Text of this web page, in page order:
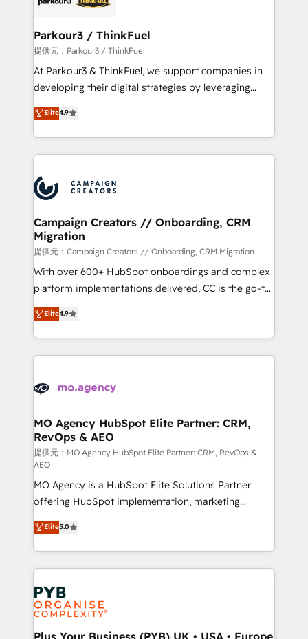
companies scale faster and smarter. 🔹 BOOMS:
Demand generation for all your buyers With BOOMS,
you invest in 100% of your buyers, accelerating your
growth and positioning yourself as an undisputed
transformation process A methodology designed to
implement HubSpot effectively and optimize your
record of business transformation, our growth-first
approach has helped brands dominate their
Parkour3 / ThinkFuel
提供元：Parkour3 / ThinkFuel
At Parkour3 & ThinkFuel, we support companies in
developing their digital strategies by leveraging
technologies and automating their marketing and
sales processes to generate growth. Our offer spans
from Strategy to Operations. We specialize in CRM
onboarding and implementation, web design, sales
extensive experience working with tech companies
and manufacturers since 2002, we are committed to
empowering our clients and developing their
autonomy. Get to grips with HubSpot through
guided implementation and seamless integration of
the CRM platform into your digital ecosystem. Would
you like support in deploying your inbound
to your needs and sales objectives. With 125+
certifications, we are part of the most certified
services are offered in both English & French.
Elite4.9
Campaign Creators // Onboarding, CRM
Migration
提供元：Campaign Creators // Onboarding, CRM Migration
With over 600+ HubSpot onboardings and complex
platform implementations delivered, CC is the go-to
Elite Solutions Partner for businesses ready to
migrate, replatform, and scale smarter. We specialize
in high-impact CRM and CMS migrations and
onboarding from platforms like Salesforce, NetSuite,
WordPress and legacy CRMs, turning fragmented
architectures that accelerate revenue operations and
performance. - Multi-object CRM migration, cleanup,
and implementation. - Pre-built and custom
integrations across your full tech stack. - Custom
object setup, CMS builds, and full-funnel automation.
- Dashboards, lifecycle campaigns, and lead
nurturing sequences. - Cross-hub setup across
Marketing, Sales, Operations, and Service Hubs. -
Ongoing optimization, managed support, and
scalable retainers. Let’s make HubSpot your most
powerful growth engine. Built to convert, scale, and
drive results.
Elite4.9
MO Agency HubSpot Elite Partner: CRM,
RevOps & AEO
提供元：MO Agency HubSpot Elite Partner: CRM, RevOps &
AEO
MO Agency is a HubSpot Elite Solutions Partner
offering HubSpot implementation, marketing
automation, CRM and RevOps consulting, data
architecture, sales enablement, lifecycle automation,
lead scoring and revenue reporting. HubSpot,
Salesforce and integrated enterprise stacks. Digital
Marketing, Answer Engine Optimisation, and
Generative Engine Optimisation (AI Search),
HubSpot Content Hub, WordPress development,
B2B SEO, paid media, and content. We work with
Elite5.0